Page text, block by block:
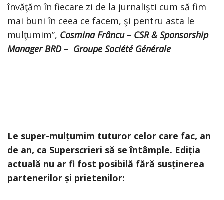
învăţăm în fiecare zi de la jurnalişti cum să fim
mai buni în ceea ce facem, şi pentru asta le
mulţumim”, Cosmina Frâncu – CSR & Sponsorship
ManagerBRD – Groupe Société Générale
Le super-mulțumim tuturor celor care fac, an
de an, ca Superscrieri să se întâmple. Ediția
actuală nu ar fi fost posibilă fără susținerea
partenerilor și prietenilor: